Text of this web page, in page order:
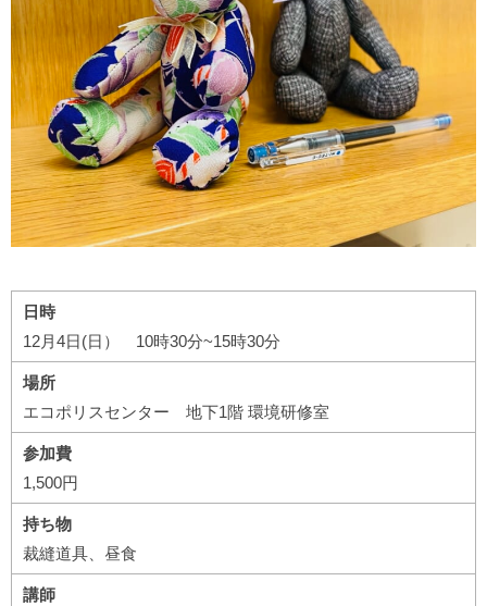
日時
12月4日(日） 10時30分~15時30分
場所
エコポリスセンター 地下1階 環境研修室
参加費
1,500円
持ち物
裁縫道具、昼食
講師